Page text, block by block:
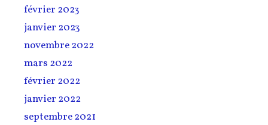
février 2023
janvier 2023
novembre 2022
mars 2022
février 2022
janvier 2022
septembre 2021